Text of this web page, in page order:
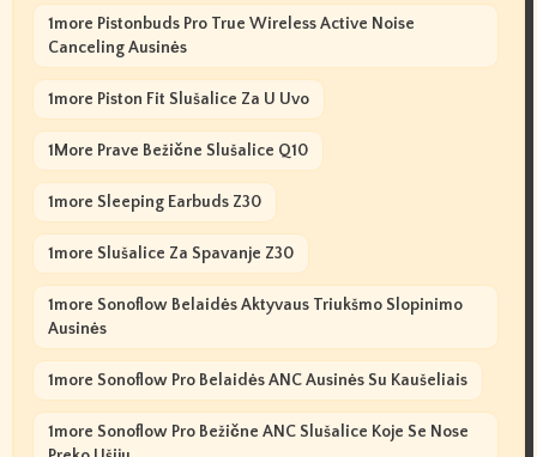
1more Pistonbuds Pro True Wireless Active Noise
Canceling Ausinės
1more Piston Fit Slušalice Za U Uvo
1More Prave Bežične Slušalice Q10
1more Sleeping Earbuds Z30
1more Slušalice Za Spavanje Z30
1more Sonoflow Belaidės Aktyvaus Triukšmo Slopinimo
Ausinės
1more Sonoflow Pro Belaidės ANC Ausinės Su Kaušeliais
1more Sonoflow Pro Bežične ANC Slušalice Koje Se Nose